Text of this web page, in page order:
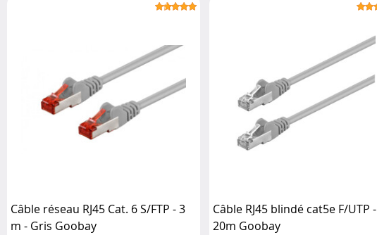
Câble réseau RJ45 Cat. 6 S/FTP - 3
m - Gris Goobay
Câble RJ45 blindé cat5e F/UTP -
20m Goobay